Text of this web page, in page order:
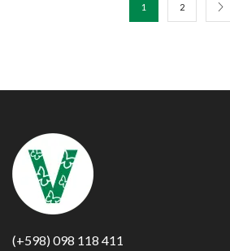
1 2
(+598) 098 118 411